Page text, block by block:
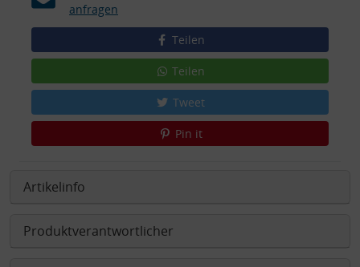
anfragen
Teilen
Teilen
Tweet
Pin it
Artikelinfo
Produktverantwortlicher